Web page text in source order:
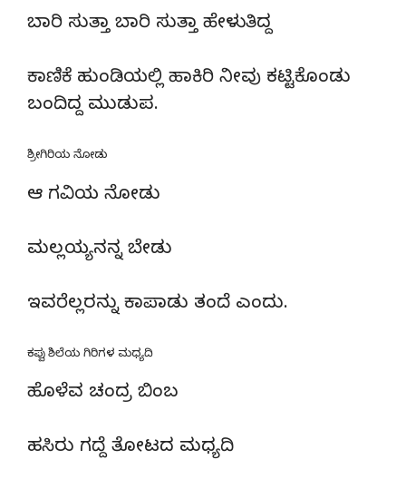
ಬಾರಿ ಸುತ್ತಾ ಬಾರಿ ಸುತ್ತಾ ಹೇಳುತಿದ್ದ
ಕಾಣಿಕೆ ಹುಂಡಿಯಲ್ಲಿ ಹಾಕಿರಿ ನೀವು ಕಟ್ಟಿಕೊಂಡು
ಬಂದಿದ್ದ ಮುಡುಪ.
ಶ್ರೀಗಿರಿಯ ನೋಡು
ಆ ಗವಿಯ ನೋಡು
ಮಲ್ಲಯ್ಯನನ್ನ ಬೇಡು
ಇವರೆಲ್ಲರನ್ನು ಕಾಪಾಡು ತಂದೆ ಎಂದು.
ಕಪ್ಪು ಶಿಲೆಯ ಗಿರಿಗಳ ಮಧ್ಯದಿ
ಹೊಳೆವ ಚಂದ್ರ ಬಿಂಬ
ಹಸಿರು ಗದ್ದೆ ತೋಟದ ಮಧ್ಯದಿ